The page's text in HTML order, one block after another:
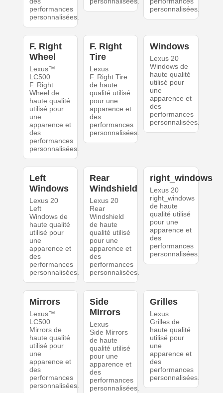
performances
personnalisées.
personnalisées.
F. Right
Wheel
Lexus™
LC500
F. Right
Wheel de
haute qualité
utilisé pour
une
apparence et
des
performances
personnalisées.
F. Right
Tire
Lexus
F. Right Tire
de haute
qualité utilisé
pour une
apparence et
des
performances
personnalisées.
Windows
Lexus 20
Windows de
haute qualité
utilisé pour
une
apparence et
des
performances
personnalisées.
Left
Windows
Lexus 20
Left
Windows de
haute qualité
utilisé pour
une
apparence et
des
performances
personnalisées.
Rear
Windshield
Lexus 20
Rear
Windshield
de haute
qualité utilisé
pour une
apparence et
des
performances
personnalisées.
right_windows
Lexus 20
right_windows
de haute
qualité utilisé
pour une
apparence et
des
performances
personnalisées.
Mirrors
Lexus™
LC500
Mirrors de
haute qualité
utilisé pour
une
apparence et
des
performances
personnalisées.
Side
Mirrors
Lexus
Side Mirrors
de haute
qualité utilisé
pour une
apparence et
des
performances
personnalisées.
Grilles
Lexus
Grilles de
haute qualité
utilisé pour
une
apparence et
des
performances
personnalisées.